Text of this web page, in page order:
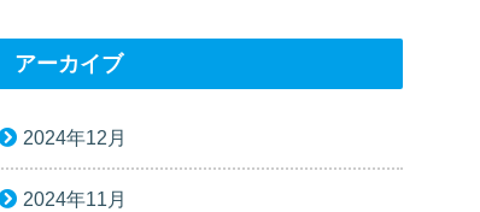
アーカイブ
2024年12月
2024年11月